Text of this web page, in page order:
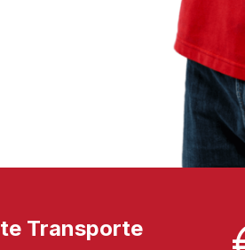
Transporte